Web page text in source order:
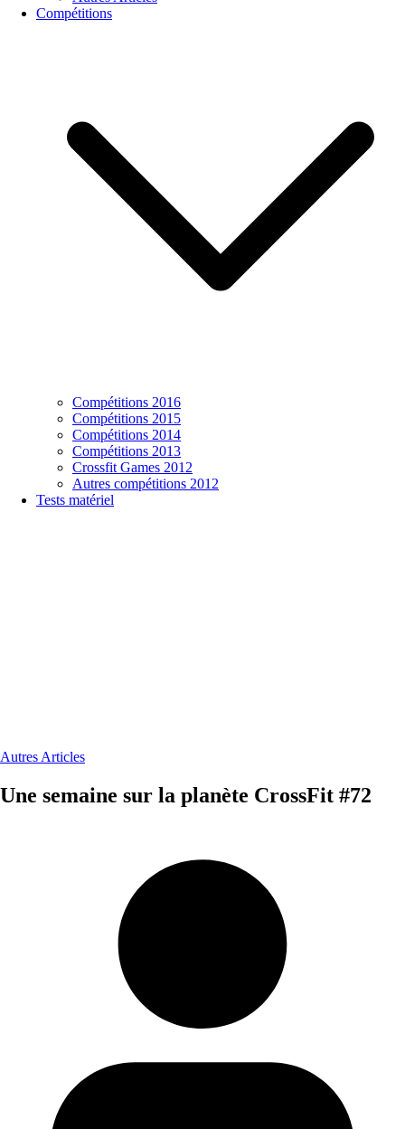
Compétitions
Compétitions 2016
Compétitions 2015
Compétitions 2014
Compétitions 2013
Crossfit Games 2012
Autres compétitions 2012
Tests matériel
Autres Articles
Une semaine sur la planète CrossFit #72